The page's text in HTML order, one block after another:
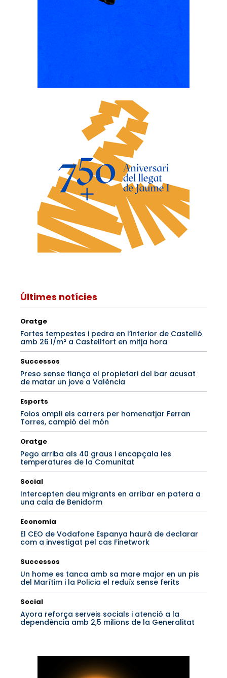
Últimes notícies
Oratge
Fortes tempestes i pedra en l’interior de Castelló
amb 26 l/m² a Castellfort en mitja hora
Successos
Preso sense fiança el propietari del bar acusat
de matar un jove a València
Esports
Foios ompli els carrers per homenatjar Ferran
Torres, campió del món
Oratge
Pego arriba als 40 graus i encapçala les
temperatures de la Comunitat
Social
Intercepten deu migrants en arribar en patera a
una cala de Benidorm
Economia
El CEO de Vodafone Espanya haurà de declarar
com a investigat pel cas Finetwork
Successos
Un home es tanca amb sa mare major en un pis
del Marítim i la Policia el reduïx sense ferits
Social
Ayora reforça serveis socials i atenció a la
dependència amb 2,5 milions de la Generalitat